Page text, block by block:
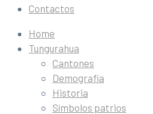
Contactos
Home
Tungurahua
Cantones
Demografía
Historia
Símbolos patrios